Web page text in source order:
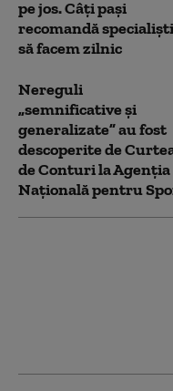
pe jos. Câți pași
recomandă
să facem zilnic
Nereguli
„semnificative și
generalizate” au fost
descoperite de
de Conturi la Agenția
Națională pentru